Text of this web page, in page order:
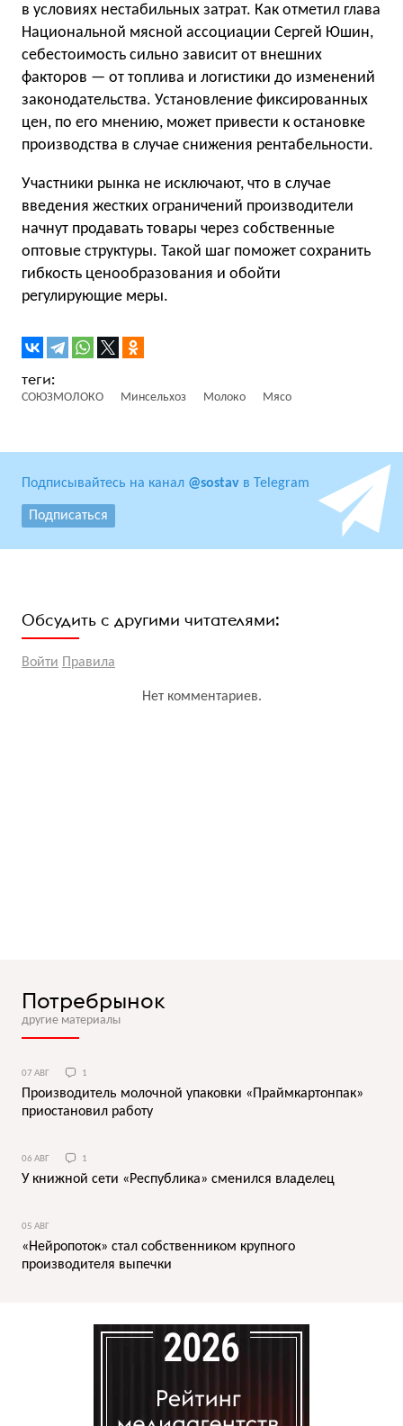
в условиях нестабильных затрат. Как отметил глава
Национальной мясной ассоциации Сергей Юшин,
себестоимость сильно зависит от внешних
факторов — от топлива и логистики до изменений
законодательства. Установление фиксированных
цен, по его мнению, может привести к остановке
производства в случае снижения рентабельности.
Участники рынка не исключают, что в случае
введения жестких ограничений производители
начнут продавать товары через собственные
оптовые структуры. Такой шаг поможет сохранить
гибкость ценообразования и обойти
регулирующие меры.
СОЮЗМОЛОКО Минсельхоз Молоко Мясо
Подписывайтесь на канал @sostav в Telegram
Подписаться
Обсудить с другими читателями:
Войти Правила
Нет комментариев.
Потребрынок
другие материалы
07 АВГ 1
Производитель молочной упаковки «Праймкартонпак»
приостановил работу
06 АВГ 1
У книжной сети «Республика» сменился владелец
05 АВГ
«Нейропоток» стал собственником крупного
производителя выпечки